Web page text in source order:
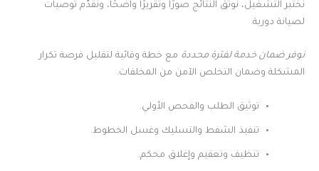
نختبر التشغيل، نوثّق النتائج صورًا وتقريرًا واضحًا، ونقدّم توصيات
لصيانة دورية.
نوفر ضمان خدمة لفترة محددة مع خطة وقائية لتقليل فرصة تكرار
المشكلة وضمان التخلص الآمن من المخلفات.
توثيق الطلب والفحص الأولي.
تنفيذ الشفط والتسليك وغسل الخطوط.
تنظيف وتعقيم وإغلاق محكم.